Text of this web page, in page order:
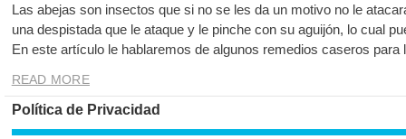
Las abejas son insectos que si no se les da un motivo no le
una despistada que le ataque y le pinche con su aguijón, lo cual
En este artículo le hablaremos de algunos remedios caseros
READ MORE
Política de Privacidad